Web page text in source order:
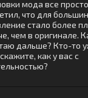
мода все
что для
стало более
чем в оригинале.
дальше? Кто-то
как у вас с